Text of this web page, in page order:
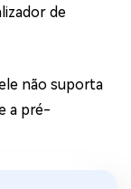
de
não suporta
a pré-